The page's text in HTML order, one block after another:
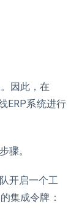
因此，在
ERP系统进行
骤。
开启一个工
集成令牌：